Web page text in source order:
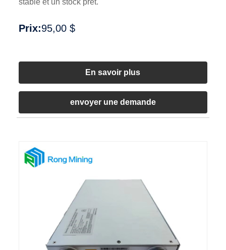
Prix:95,00 $
En savoir plus
envoyer une demande